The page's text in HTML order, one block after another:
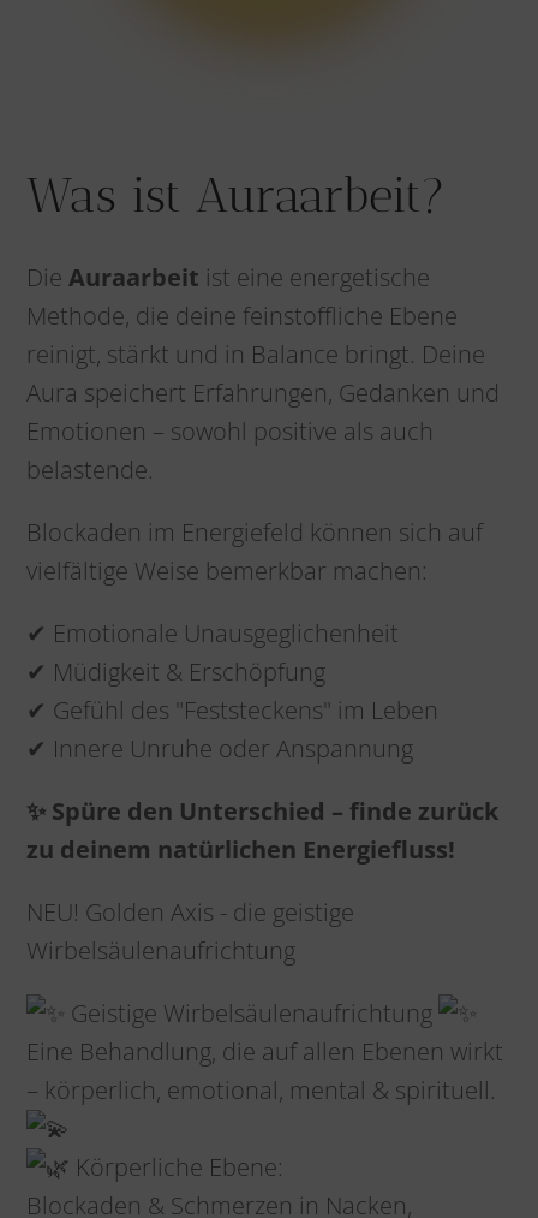
Was ist Auraarbeit?
DieAuraarbeit ist eine energetische
Methode, die deine feinstoffliche Ebene
reinigt, stärkt und in Balance bringt. Deine
Aura speichert Erfahrungen, Gedanken und
Emotionen – sowohl positive als auch
belastende.
Blockaden im Energiefeld können sich auf
vielfältige Weise bemerkbar machen:
✔ Emotionale Unausgeglichenheit
✔ Müdigkeit & Erschöpfung
✔ Gefühl des "Feststeckens" im Leben
✔ Innere Unruhe oder Anspannung
✨ Spüre den Unterschied – finde zurück
zu deinem natürlichen Energiefluss!
NEU! Golden Axis - die geistige
Wirbelsäulenaufrichtung
Geistige Wirbelsäulenaufrichtung
Eine Behandlung, die auf allen Ebenen wirkt
– körperlich, emotional, mental & spirituell.
Körperliche Ebene:
Blockaden & Schmerzen in Nacken,